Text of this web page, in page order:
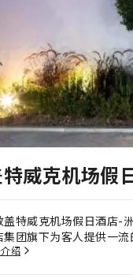
威克机场假
盖特威克机场假日酒店-
集团旗下为客人提供一流
有必要的设施。 住宿内
绍